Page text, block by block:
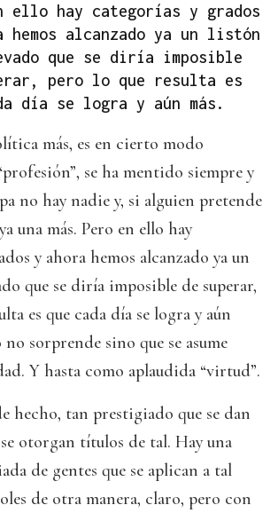
ello hay categorías y grados
hemos alcanzado ya un listón
que se diría imposible
pero lo que resulta es
día se logra y aún más.
más, es en cierto modo
se ha mentido siempre y
no hay nadie y, si alguien pretende
una más. Pero en ello hay
y ahora hemos alcanzado ya un
que se diría imposible de superar,
es que cada día se logra y aún
no sorprende sino que se asume
Y hasta como aplaudida “virtud”.
hecho, tan prestigiado que se dan
se otorgan títulos de tal. Hay una
de gentes que se aplican a tal
de otra manera, claro, pero con